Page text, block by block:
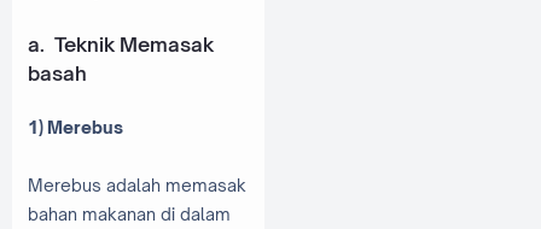
a. Teknik Memasak
basah
1) Merebus
Merebus adalah memasak
bahan makanan di dalam